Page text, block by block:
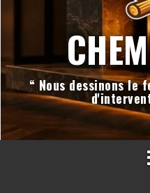
“ Nous dessinons le